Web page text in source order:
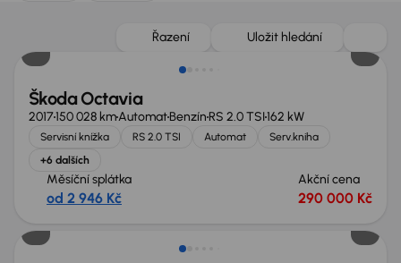
Řazení Uložit hledání
Zlevněno o 10 000 Kč
Škoda Octavia
2017150 028 kmAutomatBenzín RS 2.0 TSI162 kW
Servisní knížka RS 2.0 TSI Automat
Serv.kniha
+6 dalších
Měsíční splátka
od 2 946 Kč
Akční cena
290 000 Kč
Extra sleva 14 000 Kč